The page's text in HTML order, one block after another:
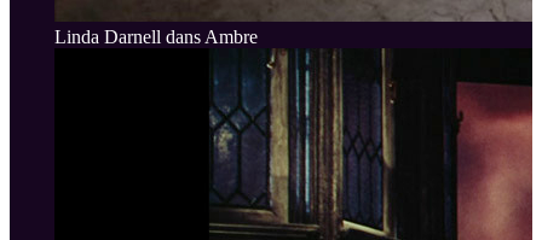
Linda Darnell dans Ambre